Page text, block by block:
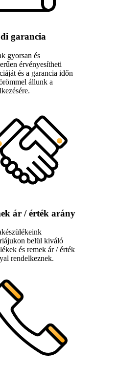
garancia
gyorsan és
érvényesítheti
és a garancia időn
állunk a
ár / érték arány
belül kiváló
és remek ár / érték
rendelkeznek.